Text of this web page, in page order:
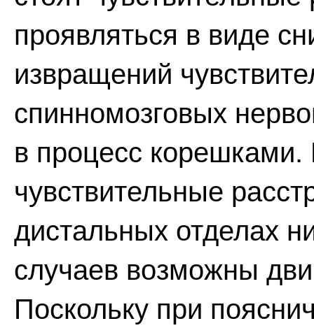
проявляться в виде
извращений
спинномозговых
в процесс корешками.
чувствительные
дистальных отделах
случаев возможны
Поскольку при